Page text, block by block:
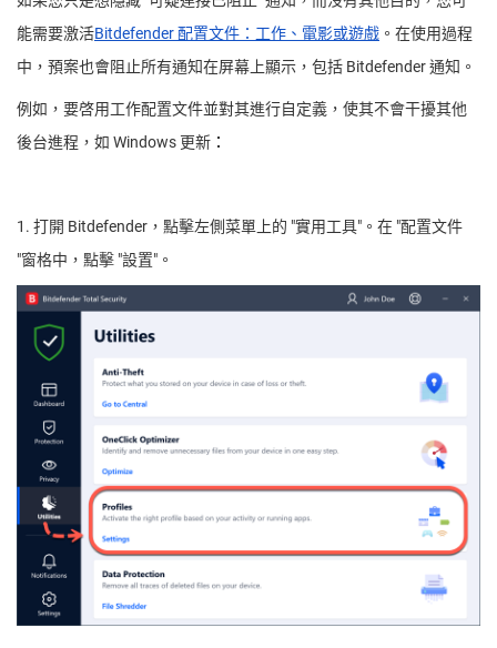
能需要激活Bitdefender 配置文件：工作、電影或遊戲 。在使用過程
中，預案也會阻止所有通知在屏幕上顯示，包括 Bitdefender 通知。
例如，要啓用工作配置文件並對其進行自定義，使其不會干擾其他
後台進程，如 Windows 更新 ：
1. 打開 Bitdefender，點擊左側菜單上的 "實用工具"。在 "配置文件
"窗格中，點擊 "設置"。